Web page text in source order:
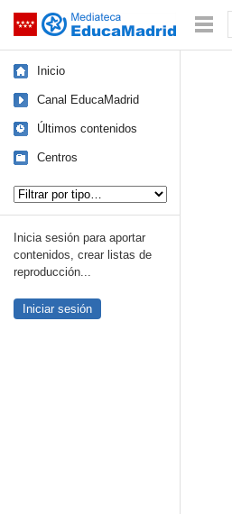
Saltar navegación
Inicio
Canal EducaMadrid
Últimos contenidos
Centros
Inicia sesión para aportar
contenidos, crear listas de
reproducción...
Iniciar sesión